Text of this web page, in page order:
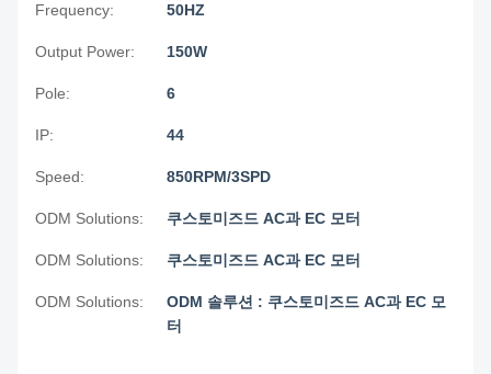
Frequency: 50HZ
Output Power: 150W
Pole: 6
IP: 44
Speed: 850RPM/3SPD
ODM Solutions: 쿠스토미즈드 AC과 EC 모터
ODM Solutions: 쿠스토미즈드 AC과 EC 모터
ODM Solutions:
ODM 솔루션 : 쿠스토미즈드 AC과 EC 모
터